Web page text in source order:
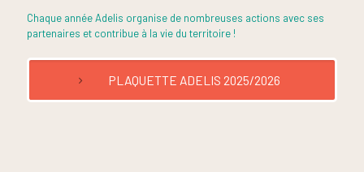
Chaque année Adelis organise de nombreuses actions avec ses
partenaires et contribue à la vie du territoire !
PLAQUETTE ADELIS 2025/2026